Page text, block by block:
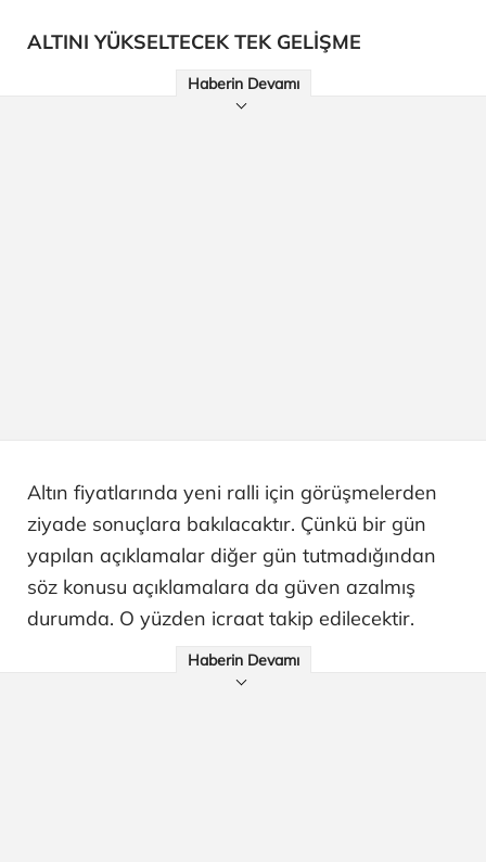
ALTINI YÜKSELTECEK TEK GELİŞME
Haberin Devamı
Altın fiyatlarında yeni ralli için görüşmelerden
ziyade sonuçlara bakılacaktır. Çünkü bir gün
yapılan açıklamalar diğer gün tutmadığından
söz konusu açıklamalara da güven azalmış
durumda. O yüzden icraat takip edilecektir.
Haberin Devamı